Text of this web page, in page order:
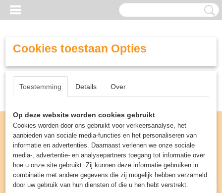
Inloggen Registreren
UW WINKELWAGEN
Cookies toestaan Opties
Toestemming Details Over
Op deze website worden cookies gebruikt
Cookies worden door ons gebruikt voor verkeersanalyse, het
aanbieden van sociale media-functies en het personaliseren van
informatie en advertenties. Daarnaast verlenen we onze sociale
media-, advertentie- en analysepartners toegang tot informatie over
hoe u onze site gebruikt. Zij kunnen deze informatie gebruiken in
combinatie met andere gegevens die zij mogelijk hebben verzameld
door uw gebruik van hun diensten of die u hen hebt verstrekt.